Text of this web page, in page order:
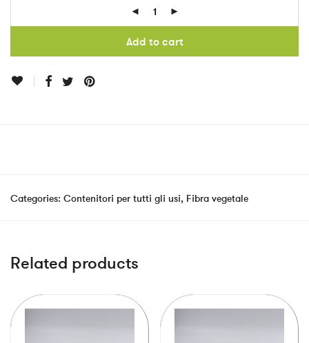
Add to cart
Categories: Contenitori per tutti gli usi, Fibra vegetale
Related products